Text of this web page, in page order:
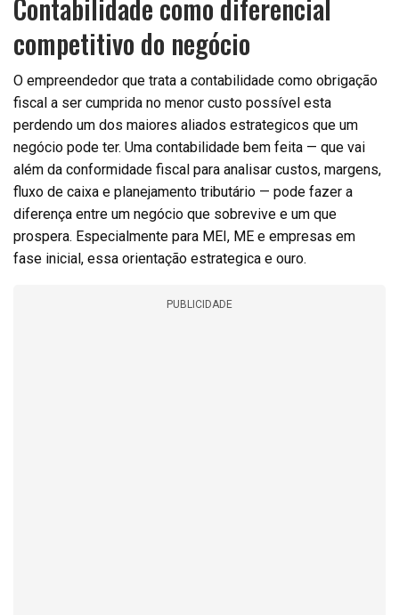
Contabilidade como diferencial
competitivo do negócio
O empreendedor que trata a contabilidade como obrigação
fiscal a ser cumprida no menor custo possível esta
perdendo um dos maiores aliados estrategicos que um
negócio pode ter. Uma contabilidade bem feita — que vai
além da conformidade fiscal para analisar custos, margens,
fluxo de caixa e planejamento tributário — pode fazer a
diferença entre um negócio que sobrevive e um que
prospera. Especialmente para MEI, ME e empresas em
fase inicial, essa orientação estrategica e ouro.
PUBLICIDADE